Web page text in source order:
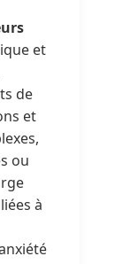
et
de
et
ou
à